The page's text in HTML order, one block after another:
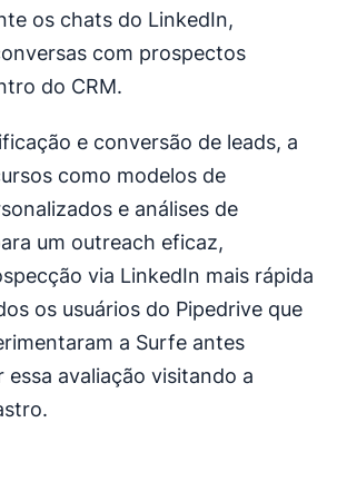
os chats do LinkedIn,
com prospectos
do CRM.
e conversão de leads, a
como modelos de
e análises de
um outreach eficaz,
via LinkedIn mais rápida
os usuários do Pipedrive que
a Surfe antes
essa avaliação visitando a